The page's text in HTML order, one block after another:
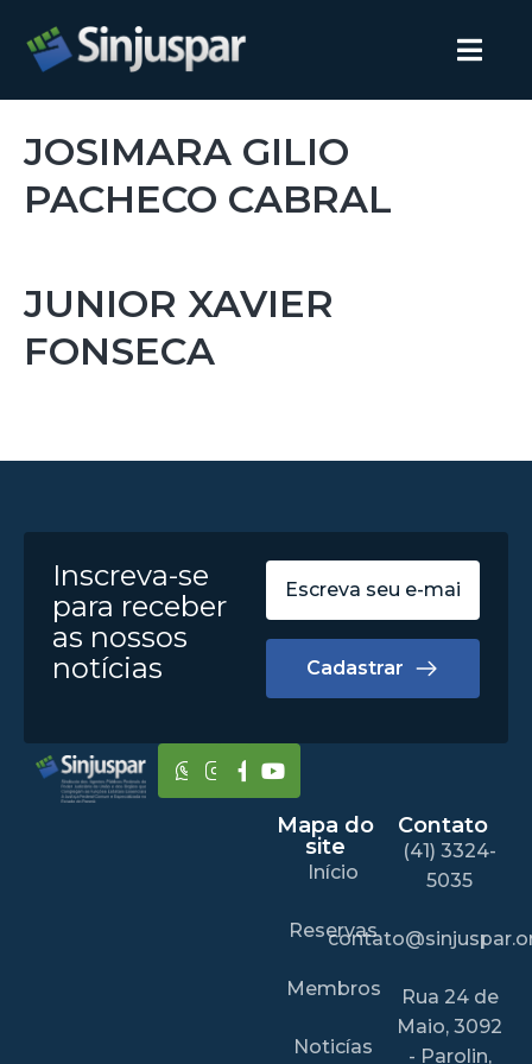
JOSIMARA GILIO
PACHECO CABRAL
JUNIOR XAVIER
FONSECA
Inscreva-se
para receber
as nossos
notícias
Cadastrar
Mapa do
site
Início
Reservas
Membros
Noticías
Contato
(41) 3324-
5035
Rua 24 de
Maio, 3092
- Parolin,